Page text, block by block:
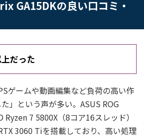
GA15DKの良い口コミ・
だった
ゲームや動画編集など負荷の高い作
」という声が多い。ASUS ROG
Ryzen 7 5800X（8コア16スレッド）
3060 Tiを搭載しており、高い処理